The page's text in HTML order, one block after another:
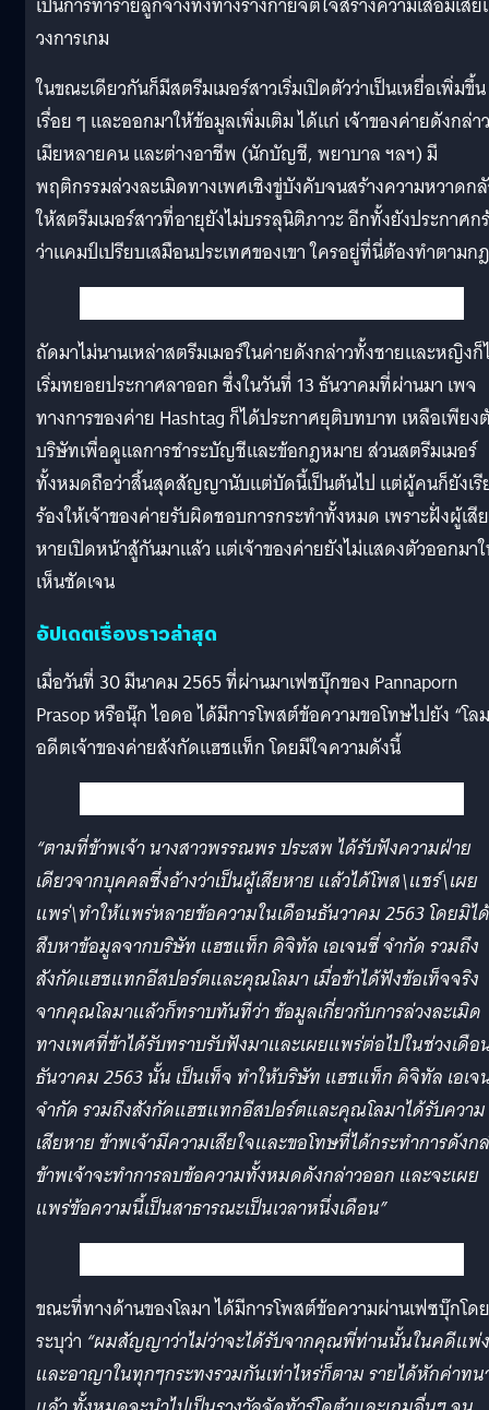
วงการเกม
ในขณะเดียวกันก็มีสตรีมเมอร์สาวเริ่มเปิดตัวว่าเป็นเหยื่อเพิ่มขึ้น
เรื่อย ๆ และออกมาให้ข้อมูลเพิ่มเติม ได้แก่ เจ้าของค่ายดังกล่า
เมียหลายคน และต่างอาชีพ (นักบัญชี, พยาบาล ฯลฯ) มี
พฤติกรรมล่วงละเมิดทางเพศเชิงขู่บังคับจนสร้างความหวาดก
ให้สตรีมเมอร์สาวที่อายุยังไม่บรรลุนิติภาวะ อีกทั้งยังประกาศก
ว่าแคมป์เปรียบเสมือนประเทศของเขา ใครอยู่ที่นี่ต้องทำตามกฎ
ถัดมาไม่นานเหล่าสตรีมเมอร์ในค่ายดังกล่าวทั้งชายและหญิงก็
เริ่มทยอยประกาศลาออก ซึ่งในวันที่ 13 ธันวาคมที่ผ่านมา เพจ
ทางการของค่าย Hashtag ก็ได้ประกาศยุติบทบาท เหลือเพียง
บริษัทเพื่อดูแลการชำระบัญชีและข้อกฎหมาย ส่วนสตรีมเมอร์
ทั้งหมดถือว่าสิ้นสุดสัญญานับแต่บัดนี้เป็นต้นไป แต่ผู้คนก็ยังเรี
ร้องให้เจ้าของค่ายรับผิดชอบการกระทำทั้งหมด เพราะฝั่งผู้เสีย
หายเปิดหน้าสู้กันมาแล้ว แต่เจ้าของค่ายยังไม่แสดงตัวออกมา
เห็นชัดเจน
อัปเดตเรื่องราวล่าสุด
เมื่อวันที่ 30 มีนาคม 2565 ที่ผ่านมาเฟซบุ๊กของ Pannaporn
Prasop หรือนุ๊ก ไอดอ ได้มีการโพสต์ข้อความขอโทษไปยัง “โล
อดีตเจ้าของค่ายสังกัดแฮชแท็ก โดยมีใจความดังนี้
“ตามที่ข้าพเจ้า นางสาวพรรณพร ประสพ ได้รับฟังความฝ่าย
เดียวจากบุคคลซึ่งอ้างว่าเป็นผู้เสียหาย แล้วได้โพส\แชร์\เผย
แพร่\ทำให้แพร่หลายข้อความในเดือนธันวาคม 2563 โดยมิได้
สืบหาข้อมูลจากบริษัท แฮชแท็ก ดิจิทัล เอเจนซี่ จำกัด รวมถึง
สังกัดแฮชแทกอีสปอร์ตและคุณโลมา เมื่อข้าได้ฟังข้อเท็จจริง
จากคุณโลมาแล้วก็ทราบทันทีว่า ข้อมูลเกี่ยวกับการล่วงละเมิด
ทางเพศที่ข้าได้รับทราบรับฟังมาและเผยแพร่ต่อไปในช่วงเดือ
ธันวาคม 2563 นั้น เป็นเท็จ ทำให้บริษัท แฮชแท็ก ดิจิทัล เอเจ
จำกัด รวมถึงสังกัดแฮชแทกอีสปอร์ตและคุณโลมาได้รับความ
เสียหาย ข้าพเจ้ามีความเสียใจและขอโทษที่ได้กระทำการดังก
ข้าพเจ้าจะทำการลบข้อความทั้งหมดดังกล่าวออก และจะเผย
แพร่ข้อความนี้เป็นสาธารณะเป็นเวลาหนึ่งเดือน”
ขณะที่ทางด้านของโลมา ได้มีการโพสต์ข้อความผ่านเฟซบุ๊กโดย
ระบุว่า “ผมสัญญาว่าไม่ว่าจะได้รับจากคุณพี่ท่านนั้นในคดีแพ่ง
และอาญาในทุกๆกระทงรวมกันเท่าไหร่ก็ตาม รายได้หักค่าท